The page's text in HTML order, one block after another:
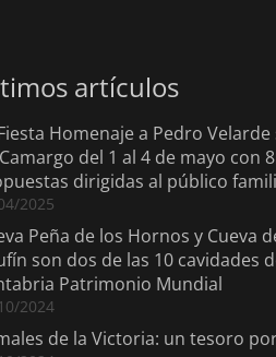
artículos
Homenaje a Pedro Velarde
del 1 al 4 de mayo con
dirigidas al público
2025
Peña de los Hornos y Cueva
son dos de las 10 cavidades
Patrimonio Mundial
2024
de la Victoria: un tesoro